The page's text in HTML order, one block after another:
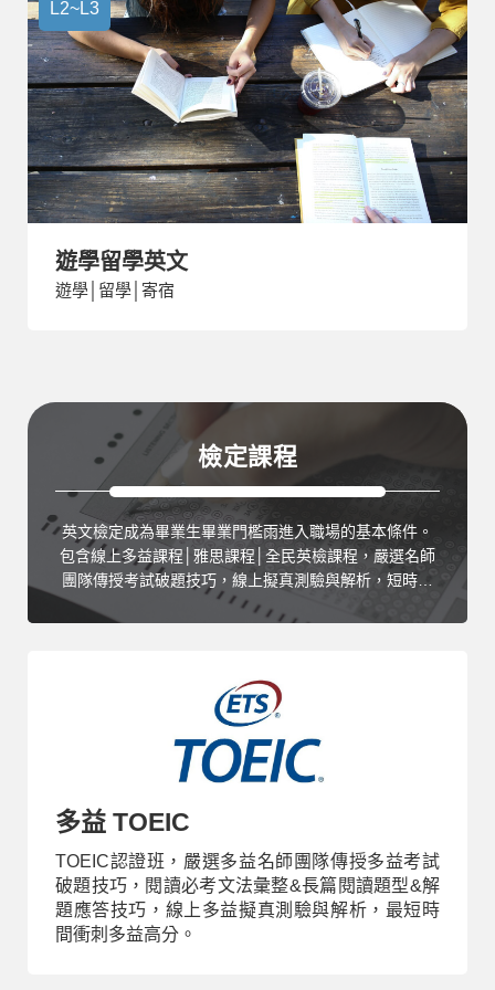
L2~L3
遊學留學英文
遊學│留學│寄宿
檢定課程
英文檢定成為畢業生畢業門檻雨進入職場的基本條件。
包含線上多益課程│雅思課程│全民英檢課程，嚴選名師
團隊傳授考試破題技巧，線上擬真測驗與解析，短時間
衝刺高分。
多益 TOEIC
TOEIC認證班，嚴選多益名師團隊傳授多益考試
破題技巧，閱讀必考文法彙整&長篇閱讀題型&解
題應答技巧，線上多益擬真測驗與解析，最短時
間衝刺多益高分。